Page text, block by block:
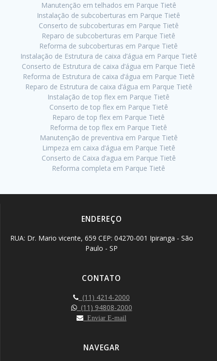
Manutenção em telhados em Parque Tietê
Instalação de subcoberturas em Parque Tietê
Conserto de subcoberturas em Parque Tietê
Reparo de subcoberturas em Parque Tietê
Reforma de subcoberturas em Parque Tietê
Instalação de Estrutura de caixa d’água em Parque Tietê
Conserto de Estrutura de caixa d’água em Parque Tietê
Reforma de Estrutura de caixa d’água em Parque Tietê
Reparo de Estrutura de caixa d’água em Parque Tietê
Instalação de top flex em Parque Tietê
Conserto de top flex em Parque Tietê
Reparo de top flex em Parque Tietê
Reforma de top flex em Parque Tietê
Manutenção de preventiva em Parque Tietê
Limpeza em caixa d’água em Parque Tietê
Conserto de Caixa d’agua em Parque Tietê
Reforma completa em Parque Tietê
ENDEREÇO
RUA: Dr. Mario vicente, 659 CEP: 04270-001 Ipiranga - São
Paulo - SP
CONTATO
(11) 4214-2000
(11) 94808-2000
Enviar E-mail
NAVEGAR